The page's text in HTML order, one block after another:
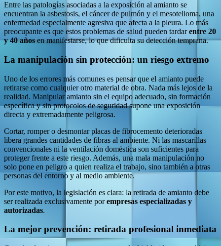
Entre las patologías asociadas a la exposición al amianto se
encuentran la asbestosis, el cáncer de pulmón y el mesotelioma, una
enfermedad especialmente agresiva que afecta a la pleura. Lo más
preocupante es que estos problemas de salud pueden tardarentre 20
y 40 añosen manifestarse, lo que dificulta su detección temprana.
La manipulación sin protección: un riesgo extremo
Uno de los errores más comunes es pensar que el amianto puede
retirarse como cualquier otro material de obra. Nada más lejos de la
realidad. Manipular amianto sin el equipo adecuado, sin formación
específica y sin protocolos de seguridad supone una exposición
directa y extremadamente peligrosa.
Cortar, romper o desmontar placas de fibrocemento deterioradas
libera grandes cantidades de fibras al ambiente. Ni las mascarillas
convencionales ni la ventilación doméstica son suficientes para
proteger frente a este riesgo. Además, una mala manipulación no
solo pone en peligro a quien realiza el trabajo, sino también a otras
personas del entorno y al medio ambiente.
Por este motivo, la legislación es clara: la retirada de amianto debe
ser realizada exclusivamente porempresas especializadas y
autorizadas.
La mejor prevención: retirada profesional inmediata